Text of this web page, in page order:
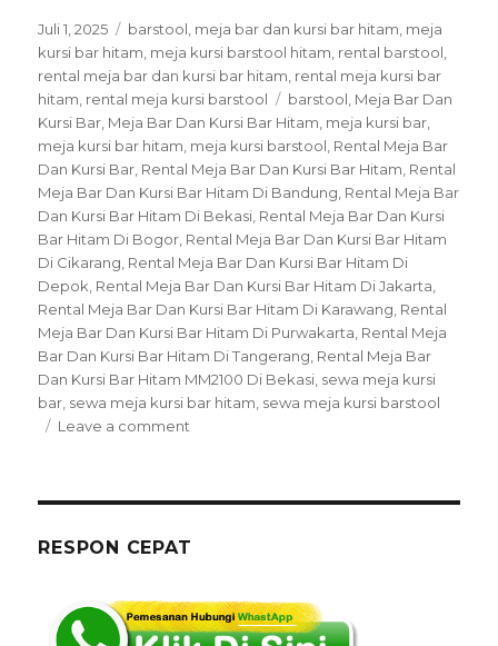
Posted
on
Juli 1, 2025 Categories
barstool meja bar dan kursi bar hitam meja
kursi bar hitam meja kursi barstool hitam rental barstool
rental meja bar dan kursi bar hitam rental meja kursi bar
hitam rental meja kursi barstool Tags
barstool Meja Bar Dan
Kursi Bar Meja Bar Dan Kursi Bar Hitam meja kursi bar
meja kursi bar hitam meja kursi barstool Rental Meja Bar
Dan Kursi Bar Rental Meja Bar Dan Kursi Bar Hitam Rental
Meja Bar Dan Kursi Bar Hitam Di Bandung Rental Meja Bar
Dan Kursi Bar Hitam Di Bekasi Rental Meja Bar Dan Kursi
Bar Hitam Di Bogor Rental Meja Bar Dan Kursi Bar Hitam
Di Cikarang Rental Meja Bar Dan Kursi Bar Hitam Di
Depok Rental Meja Bar Dan Kursi Bar Hitam Di Jakarta
Rental Meja Bar Dan Kursi Bar Hitam Di Karawang Rental
Meja Bar Dan Kursi Bar Hitam Di Purwakarta Rental Meja
Bar Dan Kursi Bar Hitam Di Tangerang Rental Meja Bar
Dan Kursi Bar Hitam MM2100 Di Bekasi sewa meja kursi
bar sewa meja kursi bar hitam sewa meja kursi barstool
Leave a comment
Kursi
MM2100
Di
RESPON CEPAT